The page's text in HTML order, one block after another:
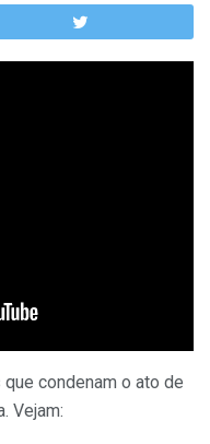
condenam o ato de
Vejam: